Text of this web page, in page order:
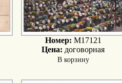
Номер: M17121
Цена: договорная
В корзину